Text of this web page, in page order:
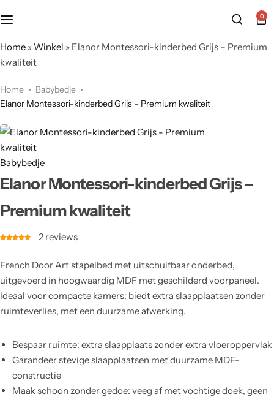
0
Home »Winkel » Elanor Montessori-kinderbed Grijs – Premium
kwaliteit
Home
Babybedje
Elanor Montessori-kinderbed Grijs – Premium kwaliteit
Babybedje
Elanor Montessori-kinderbed Grijs –
Premium kwaliteit
2 reviews
French Door Art stapelbed met uitschuifbaar onderbed,
uitgevoerd in hoogwaardig MDF met geschilderd voorpaneel.
Ideaal voor compacte kamers: biedt extra slaapplaatsen zonder
ruimteverlies, met een duurzame afwerking.
Bespaar ruimte: extra slaapplaats zonder extra vloeroppervlak
Garandeer stevige slaapplaatsen met duurzame MDF-
constructie
Maak schoon zonder gedoe: veeg af met vochtige doek, geen